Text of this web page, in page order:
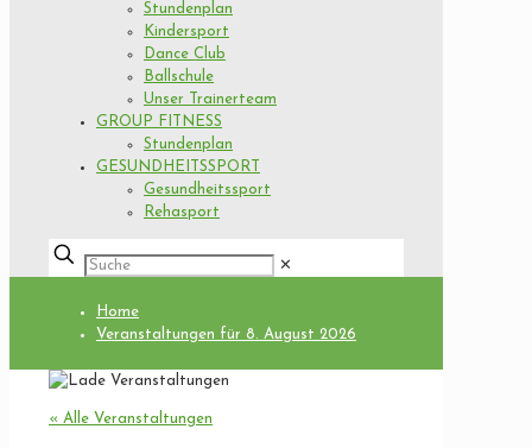
Stundenplan
Kindersport
Dance Club
Ballschule
Unser Trainerteam
GROUP FITNESS
Stundenplan
GESUNDHEITSSPORT
Gesundheitssport
Rehasport
✕
Home
Veranstaltungen für 8. August 2026
« Alle Veranstaltungen